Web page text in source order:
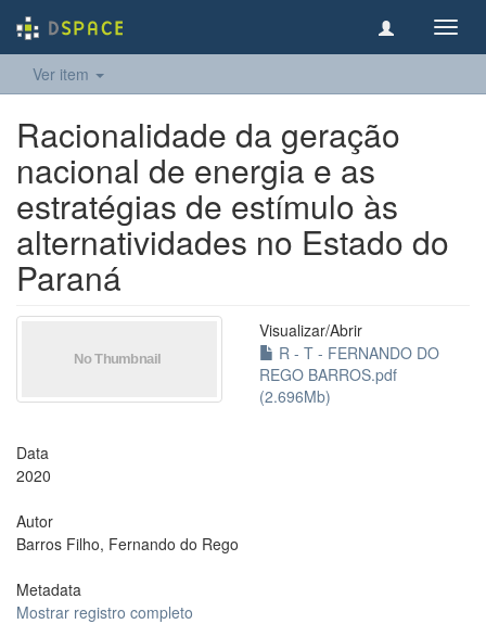
Ver item
Racionalidade da geração
nacional de energia e as
estratégias de estímulo às
alternatividades no Estado do
Paraná
Visualizar/Abrir
R - T - FERNANDO DO
REGO BARROS.pdf
(2.696Mb)
Data
2020
Autor
Barros Filho, Fernando do Rego
Metadata
Mostrar registro completo